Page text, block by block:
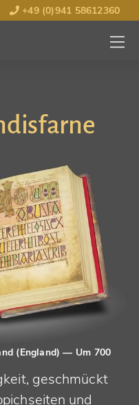
+49 (0)941 58612360
MENÜ
(England)— Um 700
geschmückt
und